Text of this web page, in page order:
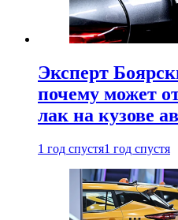
Эксперт
почему может
лак на кузове
1 год спустя1 год спустя